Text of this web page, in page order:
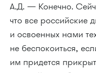
А.Д. — Конечно.
что все российские
и освоенных нами
не беспокоиться,
им придется